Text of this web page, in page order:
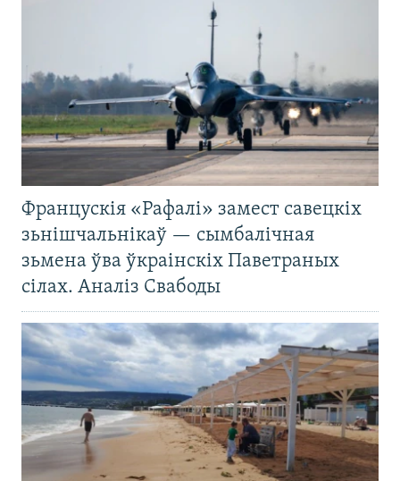
Францускія «Рафалі» замест савецкіх
зьнішчальнікаў — сымбалічная
зьмена ўва ўкраінскіх Паветраных
сілах. Аналіз Свабоды